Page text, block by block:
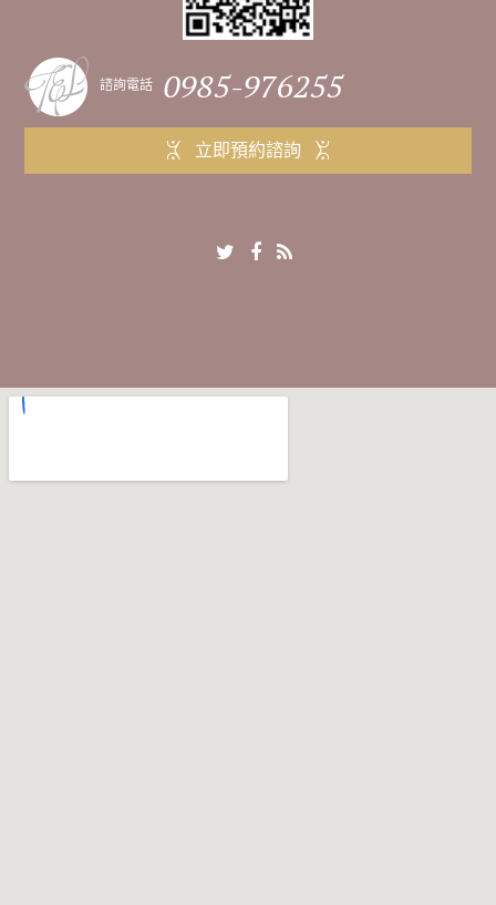
諮詢電話 0985-976255
立即預約諮詢